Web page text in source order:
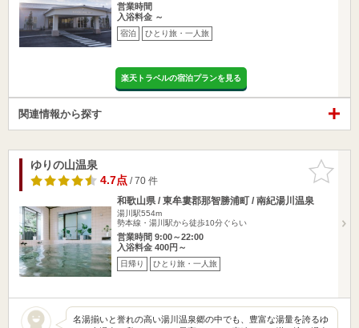
営業時間
入浴料金 ～
宿泊 ひとり旅・一人旅
楽天トラベルの宿泊プランを見る
関連情報から探す
お気に入
りに追加
ゆりの山温泉
4.7点/ 70 件
和歌山県 / 東牟婁郡那智勝浦町 / 南紀湯川温泉
湯川駅554m
勢本線・湯川駅から徒歩10分ぐらい
営業時間 9:00～22:00
入浴料金 400円～
日帰り ひとり旅・一人旅
名湯揃いと誉れの高い湯川温泉郷の中でも、豊富な湯量を誇るゆ